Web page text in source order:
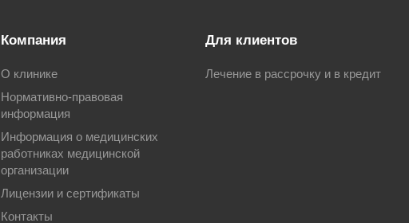
Компания
О клинике
Нормативно-правовая
информация
Информация о медицинских
работниках медицинской
организации
Лицензии и сертификаты
Контакты
Для клиентов
Лечение в рассрочку и в кредит